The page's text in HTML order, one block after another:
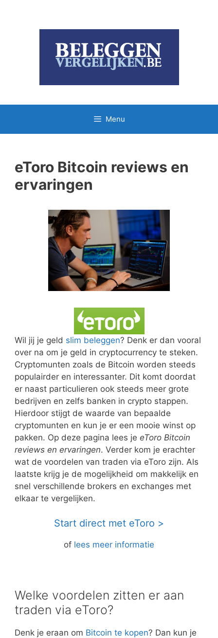
Menu
eToro Bitcoin reviews en
ervaringen
Wil jij je geld slim beleggen? Denk er dan vooral
over na om je geld in cryptocurrency te steken.
Cryptomunten zoals de Bitcoin worden steeds
populairder en interessanter. Dit komt doordat
er naast particulieren ook steeds meer grote
bedrijven en zelfs banken in crypto stappen.
Hierdoor stijgt de waarde van bepaalde
cryptomunten en kun je er een mooie winst op
pakken. Op deze pagina lees je eToro Bitcoin
reviews en ervaringen. Verder kom je erachter
wat de voordelen van traden via eToro zijn. Als
laatste krijg je de mogelijkheid om makkelijk en
snel verschillende brokers en exchanges met
elkaar te vergelijken.
Start direct met eToro >
of lees meer informatie
Welke voordelen zitten er aan
traden via eToro?
Denk je eraan om Bitcoin te kopen? Dan kun je